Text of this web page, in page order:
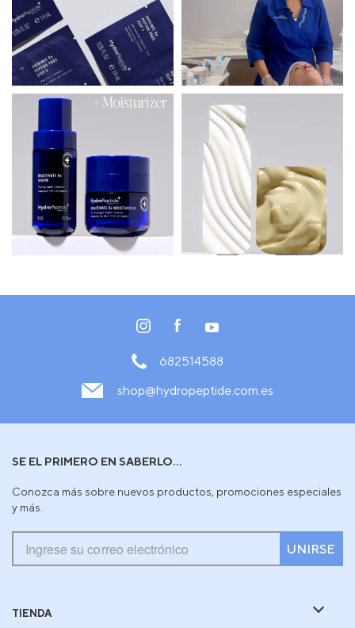
682514588
shop@hydropeptide.com.es
TIENDA
SE EL PRIMERO EN SABERLO...
Conozca más sobre nuevos productos, promociones especiales
y más.
UNIRSE